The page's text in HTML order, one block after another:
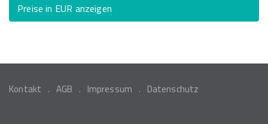
Preise in EUR anzeigen
Kontakt AGB Impressum Datenschutz